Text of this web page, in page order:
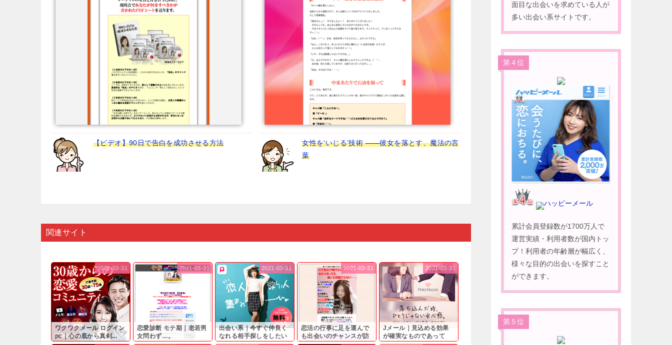
【ビデオ】90日で告白を成功させる方法
女性を‘いじる’技術 ――彼女を落とす、魔法の言
葉
関連サイト
ワクワクメール ログイン
pc｜心の底から真剣...
2021-03-31
恋愛診断 モテ期｜老若男
女問わず…。
2021-03-31
出会い系｜今すぐ仲良く
なれる相手探しをしたい
2021-03-31
恋活の行事に足を運んで
も出会いのチャンスが訪
2021-03-31
Jメール｜見込める効果
が確実なものであって
2021-03-31
面目な出会いを求めている人が
多い出会い系サイトです。
第４位
ハッピーメール
累計会員登録数が1700万人で
運営実績・利用者数が国内トッ
プ！利用者の年齢層が幅広く、
様々な目的の出会いを探すこと
ができます。
第５位